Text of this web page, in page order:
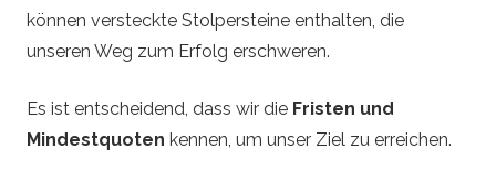
können versteckte Stolpersteine enthalten, die
unseren Weg zum Erfolg erschweren.
Es ist entscheidend, dass wir die Fristen und
Mindestquoten kennen, um unser Ziel zu erreichen.